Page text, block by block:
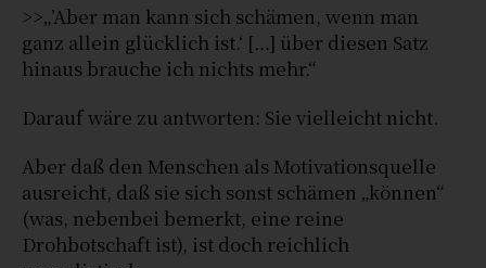
>>„’Aber man kann sich schämen, wenn man
ganz allein glücklich ist.‘ […] über diesen Satz
hinaus brauche ich nichts mehr.“
Darauf wäre zu antworten: Sie vielleicht nicht.
Aber daß den Menschen als Motivationsquelle
ausreicht, daß sie sich sonst schämen „können“
(was, nebenbei bemerkt, eine reine
Drohbotschaft ist), ist doch reichlich